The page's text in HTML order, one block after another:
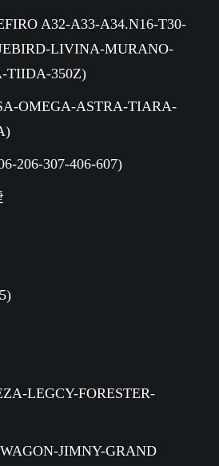
A32-A33-A34.N16-T30-
LIVINA-MURANO-
TIIDA-350Z)
OMEGA-ASTRA-TIARA-
206-307-406-607)
LEGCY-FORESTER-
JIMNY-GRAND